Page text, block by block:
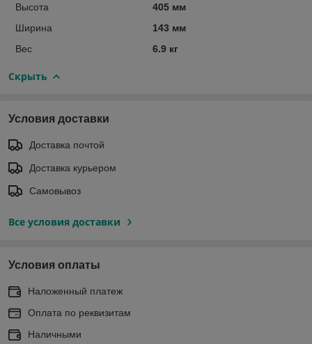
Высота
405 мм
Ширина
143 мм
Вес
6.9 кг
Скрыть
Условия доставки
Доставка почтой
Доставка курьером
Самовывоз
Все условия доставки
Условия оплаты
Наложенный платеж
Оплата по реквизитам
Наличными